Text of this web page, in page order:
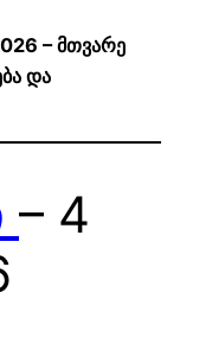
– მთვარე
და
– 4